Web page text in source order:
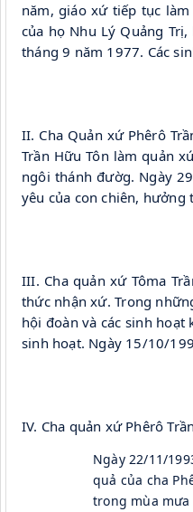
năm, giáo xứ tiếp tục
của họ Nhu Lý Quảng
tháng 9 năm 1977. Các
II. Cha Quản xứ Phêrô
Trần Hữu Tôn làm quản
ngôi thánh đườg. Ngày
yêu của con chiên, hưởng
III. Cha quản xứ Tôma
thức nhận xứ. Trong
hội đoàn và các sinh
sinh hoạt. Ngày 15/10/
IV. Cha quản xứ Phêrô
Ngày 22/11/
quả của cha
trong mùa